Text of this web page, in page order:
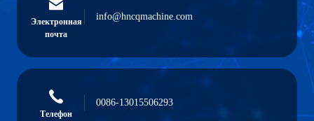
Электронная
почта
info@hncqmachine.com
Телефон
0086-13015506293